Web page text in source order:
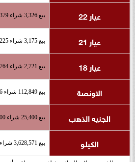
عيار 22 بيع 3,326 شراء 3,379
عيار 21 بيع 3,175 شراء 3,225
عيار 18 بيع 2,721 شراء 2,764
الاونصة بيع 112,849 شراء 114,626
الجنيه الذهب بيع 25,400 شراء 25,800
الكيلو بيع 3,628,571 شراء 3,685,714